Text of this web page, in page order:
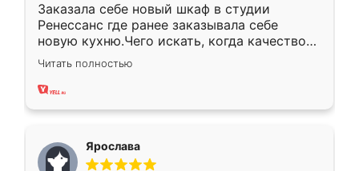
Заказала себе новый шкаф в студии
Ренессанс где ранее заказывала себе
новую кухню.Чего искать, когда качеством
вполне довольна. Служит кухня уже почти
два года, нареканий нет.
Читать полностью
Ярослава